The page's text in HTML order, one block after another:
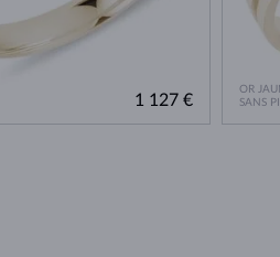
1 127 €
OR
SANS